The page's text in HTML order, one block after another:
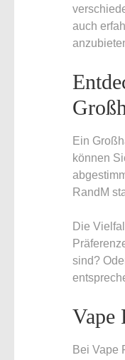
auch
Ein
können
RandM
Die
sind?
Vape
Bei Vape